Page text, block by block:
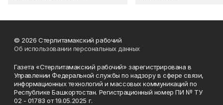
© 2026 Стерлитамакский рабочий
Об использовании персональных данных
Газета «Стерлитамакский рабочий» зарегистрирована в
Управлении Федеральной службы по надзору в сфере связи,
информационных технологий и массовых коммуникаций по
Республике Башкортостан. Регистрационный номер ПИ № ТУ
02 - 01783 от 19.05.2025 г.